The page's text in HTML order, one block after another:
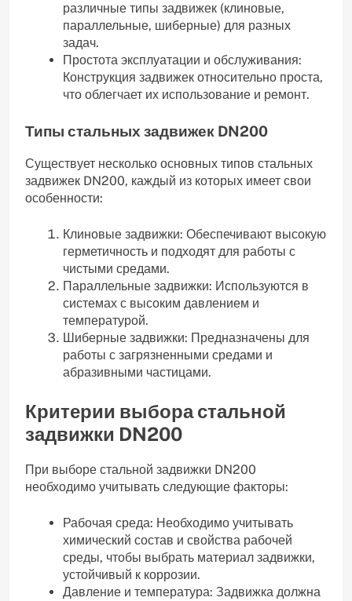
различные типы задвижек (клиновые,
параллельные, шиберные) для разных
задач.
Простота эксплуатации и обслуживания:
Конструкция задвижек относительно проста,
что облегчает их использование и ремонт.
Типы стальных задвижек DN200
Существует несколько основных типов стальных
задвижек DN200, каждый из которых имеет свои
особенности:
Клиновые задвижки: Обеспечивают высокую
герметичность и подходят для работы с
чистыми средами.
Параллельные задвижки: Используются в
системах с высоким давлением и
температурой.
Шиберные задвижки: Предназначены для
работы с загрязненными средами и
абразивными частицами.
Критерии выбора стальной
задвижки DN200
При выборе стальной задвижки DN200
необходимо учитывать следующие факторы:
Рабочая среда: Необходимо учитывать
химический состав и свойства рабочей
среды, чтобы выбрать материал задвижки,
устойчивый к коррозии.
Давление и температура: Задвижка должна